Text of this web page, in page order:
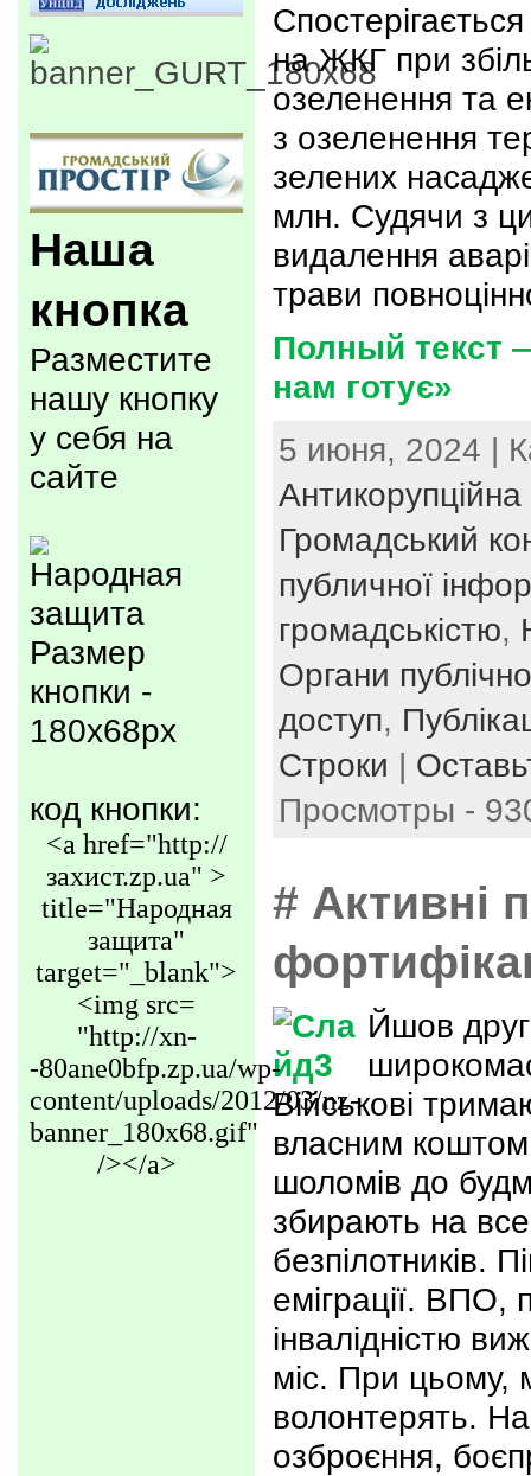
Наша
кнопка
Разместите
нашу кнопку
у себя на
сайте
Размер
кнопки -
180x68px
код кнопки:
<a href="http://
захист.zp.ua" >
title="Народная
защита"
target="_blank">
<img src=
"http://xn-
-80ane0bfp.zp.ua/wp-
content/uploads/2012/03/nz-
banner_180x68.gif"
/></a>
на ЖКГ при
озеленення та
з озеленення
зелених
млн. Судячи з
видалення
трави
Полный текст
нам готує»
5 июня, 2024 |
Антикорупційна
Громадський
публичної
громадськістю,
Органи
доступ,
Строки |
Просмотры -
# Активні
Йшов
Військові
власним
шоломів до
збирають на
безпілотників.
еміграції. ВПО,
інвалідністю
міс. При цьому,
волонтерять.
озброєння,